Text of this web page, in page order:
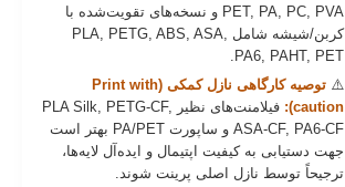
PET, PA, PC, PVA و نسخه‌های تقویت‌شده با
کربن/شیشه شامل PLA, PETG, ABS, ASA,
PA6, PAHT, PET.
⚠️
توصیه کارگاهی نازل کمکی (Print with
caution):
فیلامنت‌های نظیر PLA Silk, PETG-CF,
ASA-CF, PA6-CF و ساپورت PA/PET بهتر است
جهت دستیابی به کیفیت اپتیمال و ایده‌آل لایه‌ها،
ترجیحاً توسط نازل اصلی پرینت شوند.